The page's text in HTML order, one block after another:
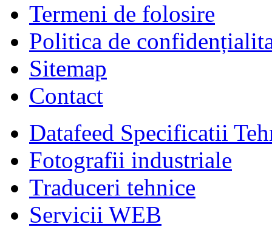
Termeni de folosire
Politica de
Sitemap
Contact
Datafeed Specificatii
Fotografii industriale
Traduceri tehnice
Servicii WEB